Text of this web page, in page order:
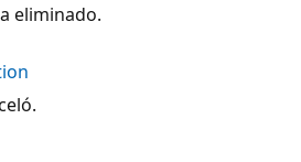
eliminado.